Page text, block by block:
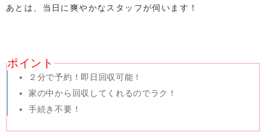
あとは、当日に爽やかなスタッフが伺います！
ポイント
２分で予約！即日回収可能！
家の中から回収してくれるのでラク！
手続き不要！